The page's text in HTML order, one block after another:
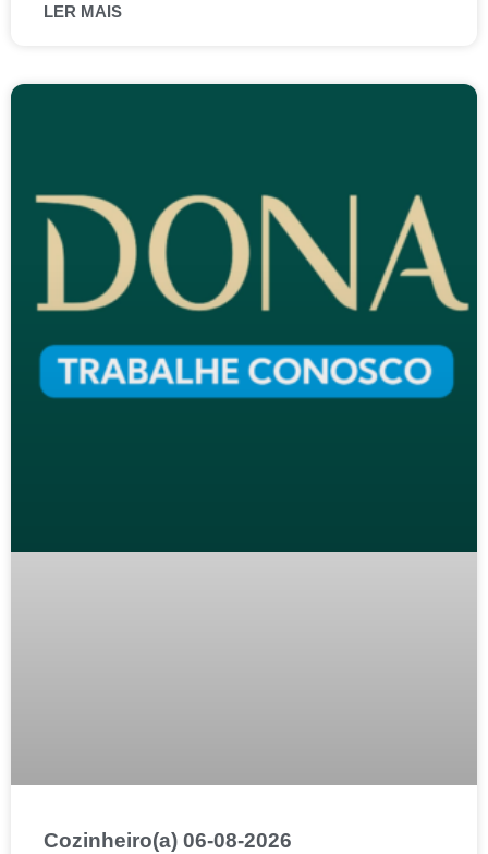
LER MAIS
Cozinheiro(a) 06-08-2026